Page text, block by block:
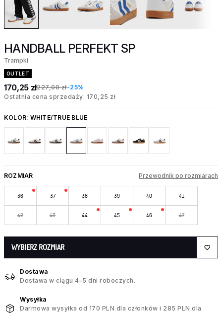
HANDBALL PERFEKT SP
Trampki
OUTLET
170,25 zł227,00 zł-25%
Ostatnia cena sprzedaży: 170,25 zł
KOLOR: WHITE/TRUE BLUE
ROZMIAR Przewodnik po rozmiarach
36 37 38 39 40 41
42 43 44 45 46 47
WYBIERZ ROZMIAR
Dostawa
Dostawa w ciągu 4–5 dni roboczych.
Wysyłka
Darmowa wysyłka od 170 PLN dla członków i 285 PLN dla